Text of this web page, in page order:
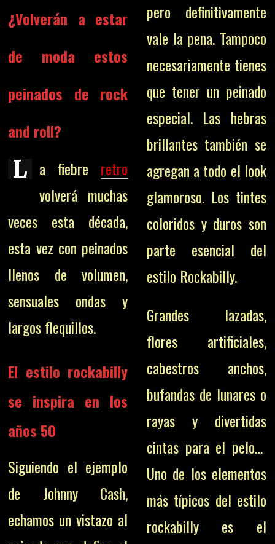
¿Volverán a estar
de moda estos
peinados de rock
and roll?
L a fiebre retro
volverá muchas
veces esta década,
esta vez con peinados
llenos de volumen,
sensuales ondas y
largos flequillos.
El estilo rockabilly
se inspira en los
años 50
Siguiendo el ejemplo
de Johnny Cash,
echamos un vistazo al
pero definitivamente
vale la pena. Tampoco
necesariamente tienes
que tener un peinado
especial. Las hebras
brillantes también se
agregan a todo el look
glamoroso. Los tintes
coloridos y duros son
parte esencial del
estilo Rockabilly.
Grandes lazadas,
flores artificiales,
cabestros anchos,
bufandas de lunares o
rayas y divertidas
cintas para el pelo…
Uno de los elementos
más típicos del estilo
rockabilly es el